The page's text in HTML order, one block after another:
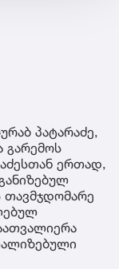
პატარაძე,
გარემოს
ერთად,
თავმჯდომარე